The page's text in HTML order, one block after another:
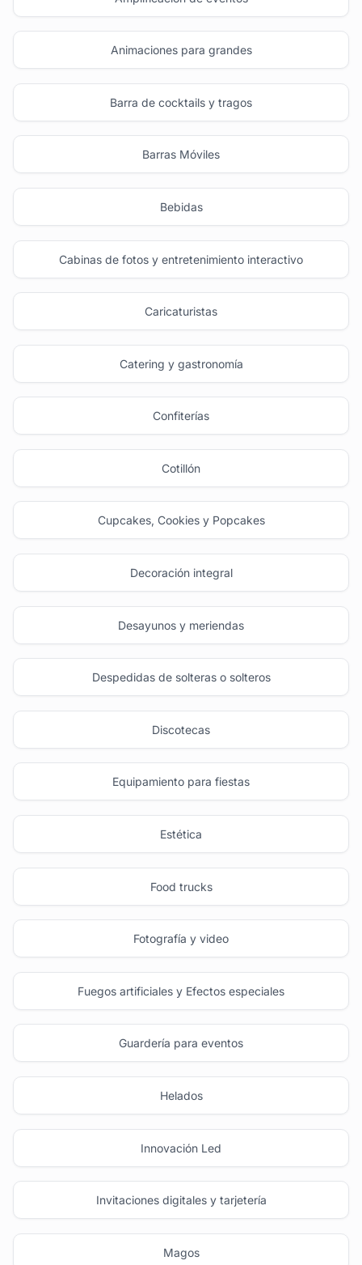
Animaciones para grandes
Barra de cocktails y tragos
Barras Móviles
Bebidas
Cabinas de fotos y entretenimiento interactivo
Caricaturistas
Catering y gastronomía
Confiterías
Cotillón
Cupcakes, Cookies y Popcakes
Decoración integral
Desayunos y meriendas
Despedidas de solteras o solteros
Discotecas
Equipamiento para fiestas
Estética
Food trucks
Fotografía y video
Fuegos artificiales y Efectos especiales
Guardería para eventos
Helados
Innovación Led
Invitaciones digitales y tarjetería
Magos